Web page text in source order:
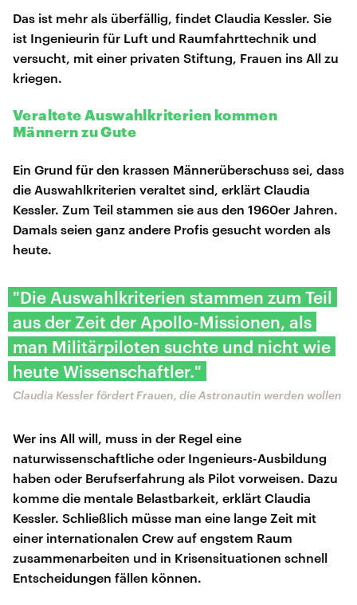
Das ist mehr als überfällig, findet Claudia Kessler. Sie
ist Ingenieurin für Luft und Raumfahrttechnik und
versucht, mit einer privaten Stiftung, Frauen ins All zu
kriegen.
Veraltete Auswahlkriterien kommen
Männern zu Gute
Ein Grund für den krassen Männerüberschuss sei, dass
die Auswahlkriterien veraltet sind, erklärt Claudia
Kessler. Zum Teil stammen sie aus den 1960er Jahren.
Damals seien ganz andere Profis gesucht worden als
heute.
"Die Auswahlkriterien stammen zum Teil
aus der Zeit der Apollo-Missionen, als
man Militärpiloten suchte und nicht wie
heute Wissenschaftler."
Claudia Kessler fördert Frauen, die Astronautin werden wollen
Wer ins All will, muss in der Regel eine
naturwissenschaftliche oder Ingenieurs-Ausbildung
haben oder Berufserfahrung als Pilot vorweisen. Dazu
komme die mentale Belastbarkeit, erklärt Claudia
Kessler. Schließlich müsse man eine lange Zeit mit
einer internationalen Crew auf engstem Raum
zusammenarbeiten und in Krisensituationen schnell
Entscheidungen fällen können.